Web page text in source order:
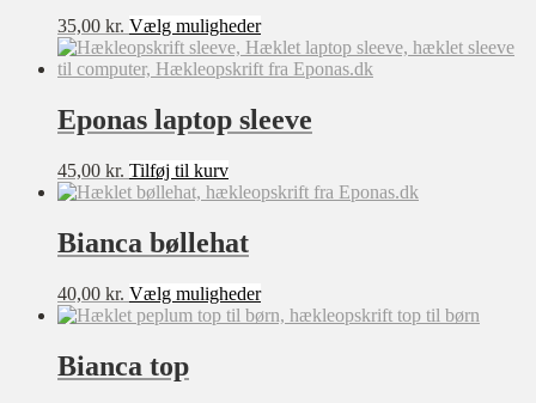
kan
vælges
på
35,00 kr. Vælg mulighederDette
vare
har
Mulighederne
på
Eponas laptop sleeve
45,00 kr. Tilføj til kurv
Bianca bøllehat
40,00 kr. Vælg mulighederDette
vare
Bianca top